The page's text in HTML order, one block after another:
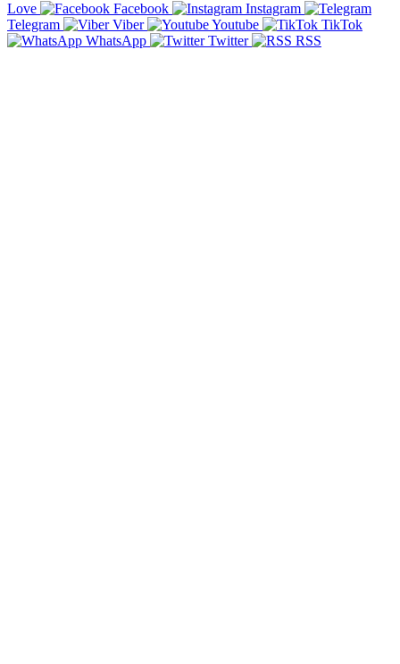
Love
Facebook
Instagram
Telegram
Viber Youtube
TikTok
WhatsApp
Twitter RSS